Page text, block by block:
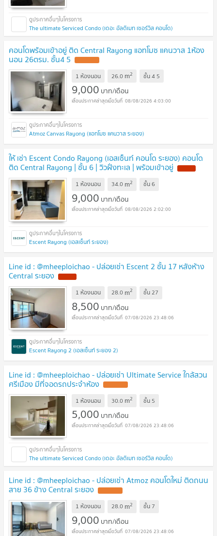
The ultimate Serviced Condo (เดอะ อัลติเมท เซอร์วิส คอนโด)
คอนโดพร้อมเข้าอยู่ ติด Central Rayong แอทโมซ แคนวาส 1ห้อง
นอน 26ตรม. ชั้น4 5
1 ห้องนอน 26.0 m2 ชั้น4 5
9,000 บาท/เดือน
08/08/2026 4:03:00
Atmoz Canvas Rayong (แอทโมซ แคนวาส ระยอง)
ให้ เช่า Escent Condo Rayong (เอสเซ็นท์ คอนโด ระยอง) คอนโด
ติด Central Rayong | ชั้น 6 | วิวฝั่งทะเล | พร้อมเข้าอยู่
1 ห้องนอน 34.0 m2 ชั้น6
9,000 บาท/เดือน
08/08/2026 2:02:00
Escent Rayong (เอสเซ็นท์ ระยอง)
Line id : @mheeploichao - ปล่อยเช่า Escent 2 ชั้น 17 หลังห้าง
Central ระยอง
1 ห้องนอน 28.0 m2 ชั้น27
8,500 บาท/เดือน
07/08/2026 23:48:06
Escent Rayong 2 (เอสเซ็นท์ ระยอง 2)
Line id : @mheeploichao - ปล่อยเช่า Ultimate Service ใกล้สวน
ศรีเมือง มีที่จอดรถประจำห้อง
1 ห้องนอน 30.0 m2 ชั้น 5
5,000 บาท/เดือน
07/08/2026 23:48:06
The ultimate Serviced Condo (เดอะ อัลติเมท เซอร์วิส คอนโด)
Line id : @mheeploichao - ปล่อยเช่า Atmoz คอนโดใหม่ ติดถนน
สาย 36 ข้าง Central ระยอง
1 ห้องนอน 28.0 m2 ชั้น 7
9,000 บาท/เดือน
07/08/2026 23:48:06